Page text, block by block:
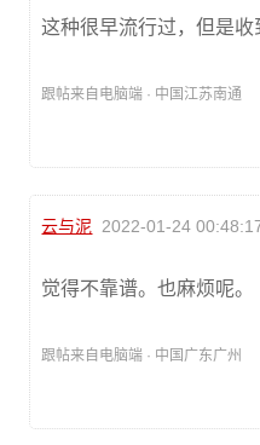
这种很早流行过，但是
跟帖来自电脑端 · 中国江苏南通
云与泥 2022-01-24
觉得不靠谱。也麻烦呢。
跟帖来自电脑端 · 中国广东广州